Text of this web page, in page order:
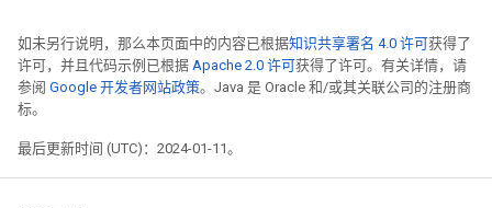
如未另行说明，那么本页面中的内容已根据知识共享署名 4.0 许可获得了
许可，并且代码示例已根据 Apache 2.0 许可获得了许可。有关详情，请
参阅 Google 开发者网站政策。Java 是 Oracle 和/或其关联公司的注册商
标。
最后更新时间 (UTC)：2024-01-11。